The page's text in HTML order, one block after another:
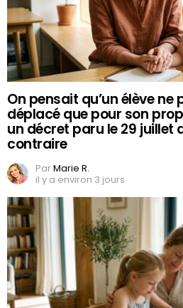
On pensait qu’un élève ne
déplacé que pour son
un décret paru le 29 juillet
contraire
ParMarie R.
il y a environ 3 jours